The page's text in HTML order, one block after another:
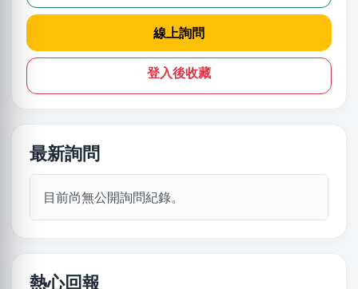
線上詢問
登入後收藏
最新詢問
目前尚無公開詢問紀錄。
熱心回報